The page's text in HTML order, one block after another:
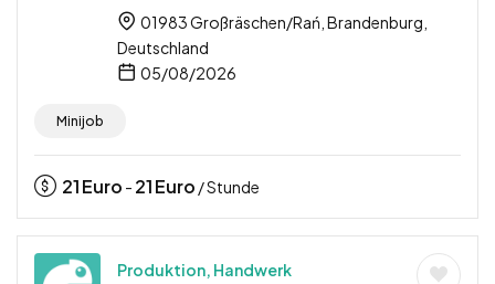
01983 Großräschen/Rań, Brandenburg,
Deutschland
05/08/2026
Minijob
21Euro - 21Euro / Stunde
Produktion, Handwerk